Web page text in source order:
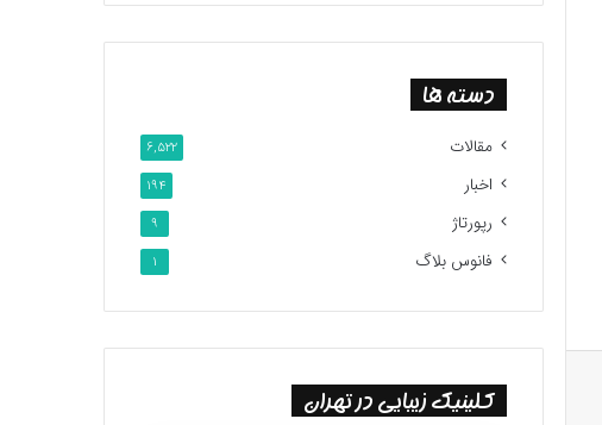
دسته ها
مقالات 6,522
اخبار 194
رپورتاژ 9
فانوس بلاگ 1
کلینیک زیبایی در تهران